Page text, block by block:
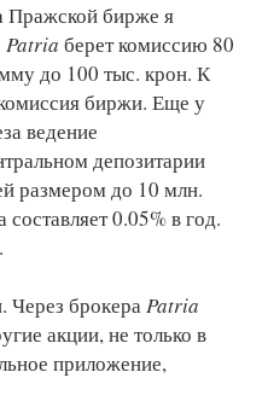
Пражской бирже я
Patria берет комиссию 80
до 100 тыс. крон. К
биржи. Еще у
ведение
депозитарии
размером до 10 млн.
0.05% в год.
.
Через брокераPatria
акции, не только в
приложение,